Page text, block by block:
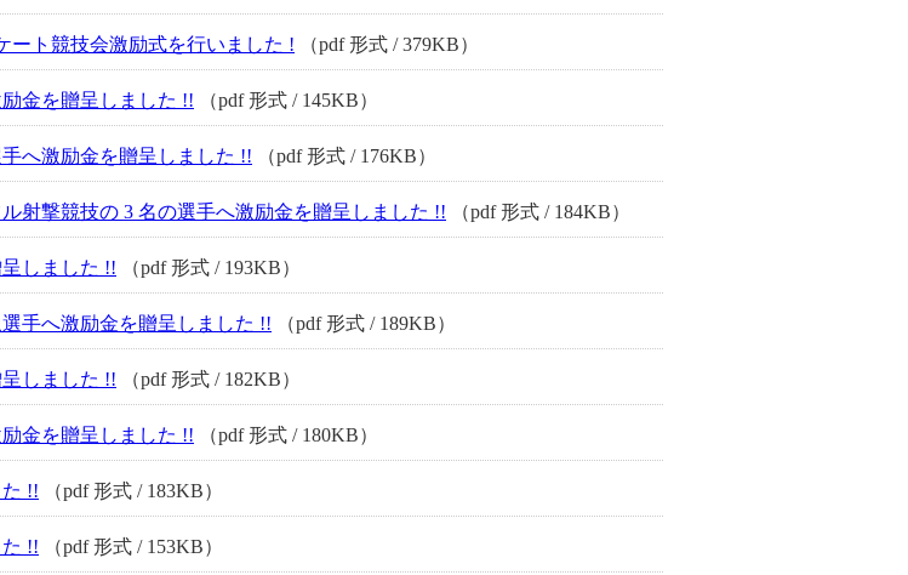
ート競技会激励式を行いました ! （pdf 形式 / 379KB）
金を贈呈しました !! （pdf 形式 / 145KB）
へ激励金を贈呈しました !! （pdf 形式 / 176KB）
射撃競技の 3 名の選手へ激励金を贈呈しました !! （pdf 形式 / 184KB）
しました !! （pdf 形式 / 193KB）
手へ激励金を贈呈しました !! （pdf 形式 / 189KB）
しました !! （pdf 形式 / 182KB）
金を贈呈しました !! （pdf 形式 / 180KB）
!! （pdf 形式 / 183KB）
!! （pdf 形式 / 153KB）